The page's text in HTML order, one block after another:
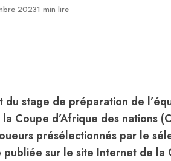
20231 min lire
stage de préparation de
Coupe d’Afrique des nations
présélectionnés par le
sur le site Internet de la